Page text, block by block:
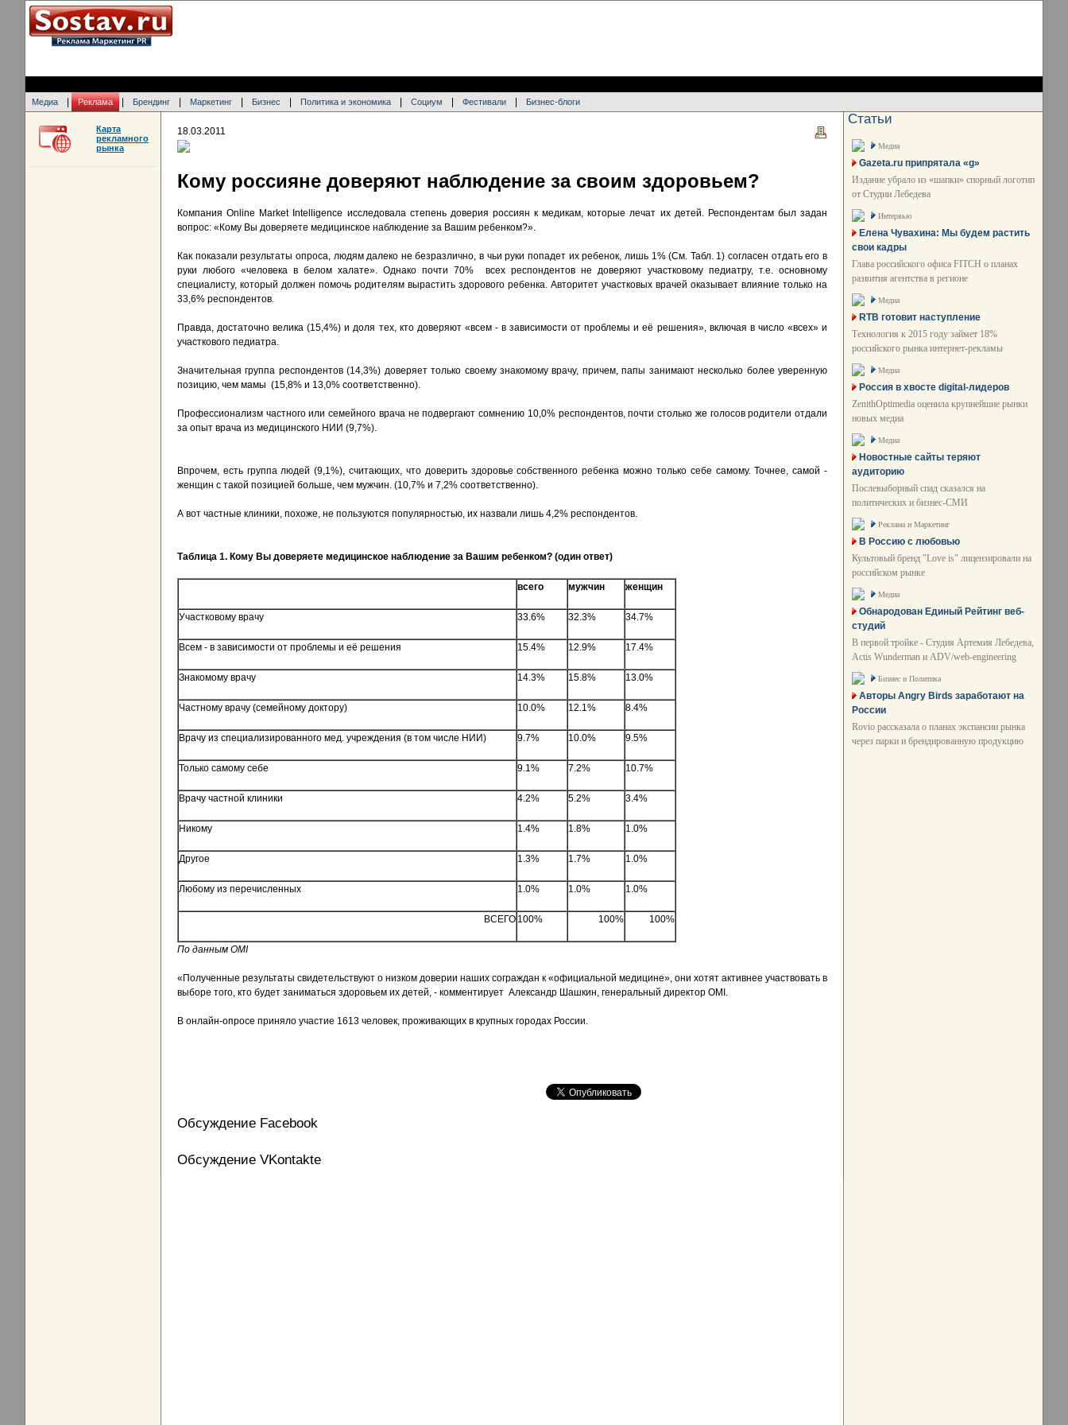
Медиа Реклама Брендинг Маркетинг Бизнес Политика и экономика Социум Фестивали Бизнес-блоги
18.03.2011
Кому россияне доверяют наблюдение за своим здоровьем?
Компания Online Market Intelligence исследовала степень доверия россиян к медикам, которые лечат их детей. Респондентам был задан
вопрос: «Кому Вы доверяете медицинское наблюдение за Вашим ребенком?».
Как показали результаты опроса, людям далеко не безразлично, в чьи руки попадет их ребенок, лишь 1% (См. Табл. 1) согласен отдать его в
руки любого «человека в белом халате». Однако почти 70% всех респондентов не доверяют участковому педиатру, т.е. основному
специалисту, который должен помочь родителям вырастить здорового ребенка. Авторитет участковых врачей оказывает влияние только на
33,6% респондентов.
Правда, достаточно велика (15,4%) и доля тех, кто доверяют «всем - в зависимости от проблемы и её решения», включая в число «всех» и
участкового педиатра.
Значительная группа респондентов (14,3%) доверяет только своему знакомому врачу, причем, папы занимают несколько более уверенную
позицию, чем мамы (15,8% и 13,0% соответственно).
Профессионализм частного или семейного врача не подвергают сомнению 10,0% респондентов, почти столько же голосов родители отдали
за опыт врача из медицинского НИИ (9,7%).
Впрочем, есть группа людей (9,1%), считающих, что доверить здоровье собственного ребенка можно только себе самому. Точнее, самой -
женщин с такой позицией больше, чем мужчин. (10,7% и 7,2% соответственно).
А вот частные клиники, похоже, не пользуются популярностью, их назвали лишь 4,2% респондентов.
Таблица 1. Кому Вы доверяете медицинское наблюдение за Вашим ребенком? (один ответ)
всего мужчин женщин
Участковому врачу 33.6% 32.3% 34.7%
Всем - в зависимости от проблемы и её решения 15.4% 12.9% 17.4%
Знакомому врачу 14.3% 15.8% 13.0%
Частному врачу (семейному доктору) 10.0% 12.1% 8.4%
Врачу из специализированного мед. учреждения (в том числе НИИ) 9.7% 10.0% 9.5%
Только самому себе 9.1% 7.2% 10.7%
Врачу частной клиники 4.2% 5.2% 3.4%
Никому 1.4% 1.8% 1.0%
Другое 1.3% 1.7% 1.0%
Любому из перечисленных 1.0% 1.0% 1.0%
ВСЕГО 100% 100% 100%
По данным OMI
«Полученные результаты свидетельствуют о низком доверии наших сограждан к «официальной медицине», они хотят активнее участвовать в
выборе того, кто будет заниматься здоровьем их детей, - комментирует Александр Шашкин, генеральный директор OMI.
В онлайн-опросе приняло участие 1613 человек, проживающих в крупных городах России.
Обсуждение Facebook
Обсуждение VKontakte
Карта
рекламного
рынка
Статьи
Медиа
Gazeta.ru припрятала «g»
Издание убрало из «шапки» спорный логотип
от Студии Лебедева
Интервью
Елена Чувахина: Мы будем растить
свои кадры
Глава российского офиса FITCH о планах
развития агентства в регионе
Медиа
RTB готовит наступление
Технология к 2015 году займет 18%
российского рынка интернет-рекламы
Медиа
Россия в хвосте digital-лидеров
ZenithOptimedia оценила крупнейшие рынки
новых медиа
Медиа
Новостные сайты теряют
аудиторию
Послевыборный спад сказался на
политических и бизнес-СМИ
Реклама и Маркетинг
В Россию с любовью
Культовый бренд "Love is" лицензировали на
российском рынке
Медиа
Обнародован Единый Рейтинг веб-
студий
В первой тройке - Студия Артемия Лебедева,
Actis Wunderman и ADV/web-engineering
Бизнес и Политика
Авторы Angry Birds заработают на
России
Rovio рассказала о планах экспансии рынка
через парки и брендированную продукцию